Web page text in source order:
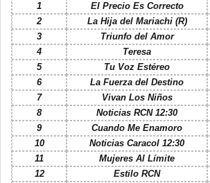
1
El Precio Es Correcto
2
La Hija del Mariachi (R)
3
Triunfo del Amor
4
Teresa
5
Tu Voz Estéreo
6
La Fuerza del Destino
7
Vivan Los Niños
8
Noticias RCN 12:30
9
Cuando Me Enamoro
10
Noticias Caracol 12:30
11
Mujeres Al Límite
12
Estilo RCN